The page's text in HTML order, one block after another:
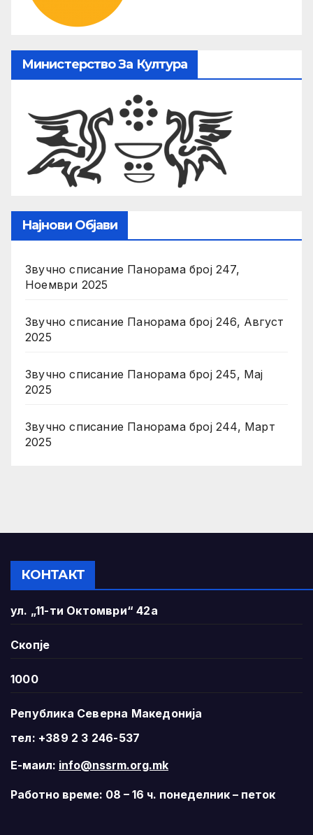
Министерство За Култура
Најнови Објави
Звучно списание Панорама број 247,
Ноември 2025
Звучно списание Панорама број 246, Август
2025
Звучно списание Панорама број 245, Мај
2025
Звучно списание Панорама број 244, Март
2025
КОНТАКТ
ул. „11-ти Октомври“ 42а
Скопје
1000
Република Северна Македонија
тел: +389 2 3 246-537
Е-маил: info@nssrm.org.mk
Работно време: 08 – 16 ч. понеделник – петок